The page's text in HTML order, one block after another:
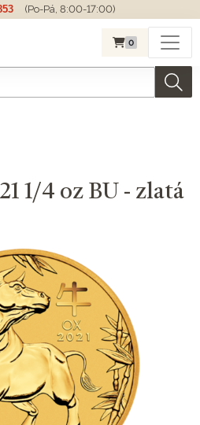
(Po-Pá, 8:00-17:00)
0
1/4 oz BU - zlatá